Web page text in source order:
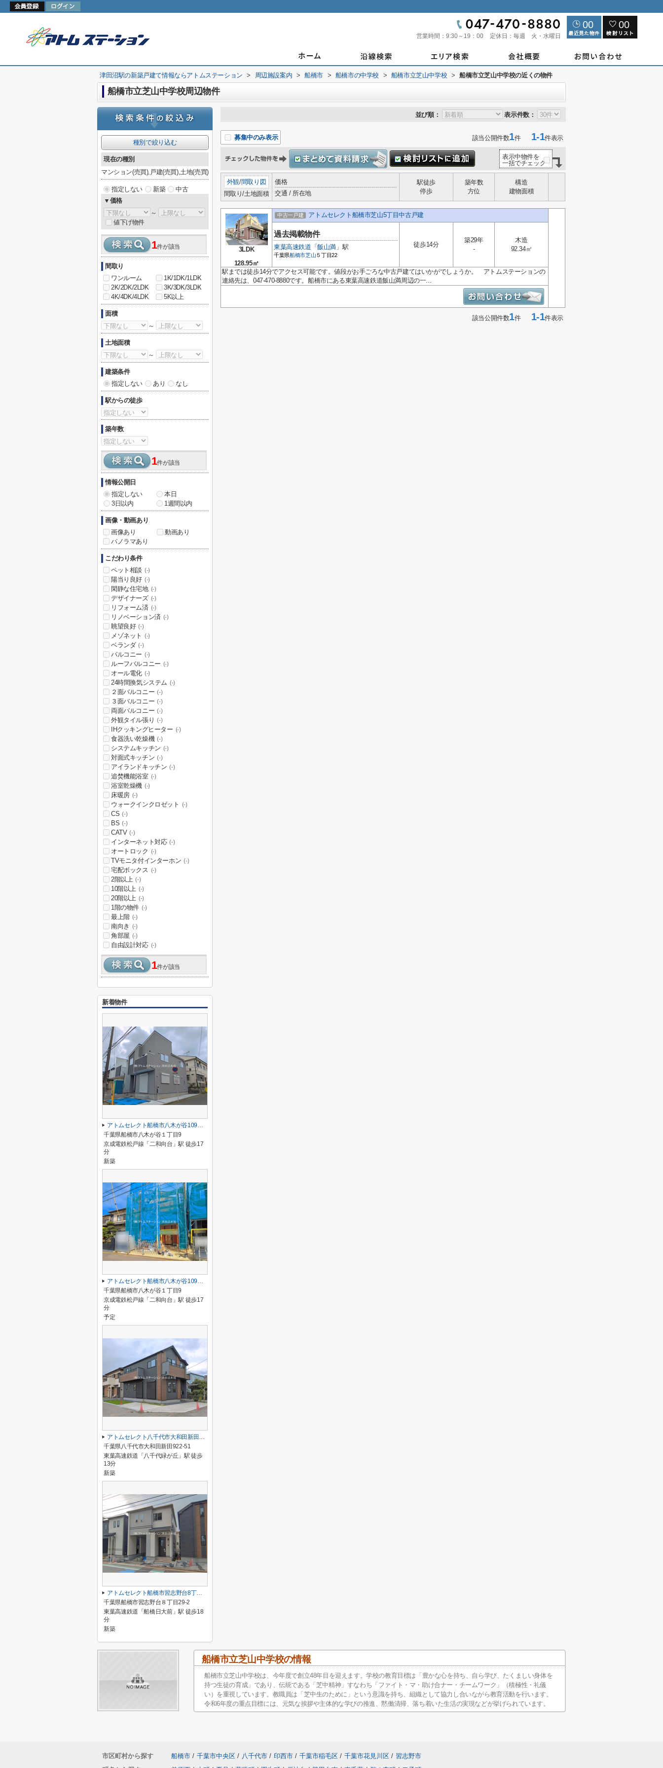
営業時間： 9:30～19：00 定休日： 毎週 火・水曜日
00 00
津田沼駅の新築戸建て情報ならアトムステーション > 周辺施設案内 > 船橋市 > 船橋市の中学校 > 船橋市立芝山中学校 > 船橋市立芝山中学校の近くの物件
船橋市立芝山中学校周辺物件
並び順： 表示件数：
募集中のみ表示 該当公開件数1件1-1件表示
表示中物件を
一括でチェック
外観/間取り図
間取り/土地面積
価格
交通 / 所在地
駅徒歩
停歩
築年数
方位
構造
建物面積
3LDK
128.95㎡
中古一戸建 アトムセレクト船橋市芝山5丁目中古戸建
過去掲載物件
東葉高速鉄道 「飯山満 」駅
千葉県船橋市芝山 ５丁目22
徒歩14分
築29年
-
木造
92.34㎡
駅までは徒歩14分でアクセス可能です。値段がお手ごろな中古戸建てはいかがでしょうか。 アトムステーションの
連絡先は、047-470-8880です。船橋市にある東葉高速鉄道飯山満周辺の一...
該当公開件数1件1-1件表示
種別で絞り込む
現在の種別
マンション(売買),戸建(売買),土地(売買)
指定しない 新築
中古
▼価格
～
値下げ物件
1件が該当
間取り
ワンルーム
1K/1DK/1LDK
2K/2DK/2LDK
3K/3DK/3LDK
4K/4DK/4LDK
5K以上
面積
～
土地面積
～
建築条件
指定しない
あり なし
駅からの徒歩
築年数
1件が該当
情報公開日
指定しない
本日
3日以内
1週間以内
画像・動画あり
画像あり
動画あり
パノラマあり
こだわり条件
ペット相談 (-)
陽当り良好 (-)
閑静な住宅地 (-)
デザイナーズ (-)
リフォーム済 (-)
リノベーション済 (-)
眺望良好 (-)
メゾネット (-)
ベランダ (-)
バルコニー (-)
ルーフバルコニー (-)
オール電化 (-)
24時間換気システム (-)
２面バルコニー (-)
３面バルコニー (-)
両面バルコニー (-)
外観タイル張り (-)
IHクッキングヒーター (-)
食器洗い乾燥機 (-)
システムキッチン (-)
対面式キッチン (-)
アイランドキッチン (-)
追焚機能浴室 (-)
浴室乾燥機 (-)
床暖房 (-)
ウォークインクロゼット (-)
CS (-)
BS (-)
CATV (-)
インターネット対応 (-)
オートロック (-)
TVモニタ付インターホン (-)
宅配ボックス (-)
2階以上 (-)
10階以上 (-)
20階以上 (-)
1階の物件 (-)
最上階 (-)
南向き (-)
角部屋 (-)
自由設計対応 (-)
1件が該当
新着物件
アトムセレクト船橋市八木が谷109 2棟 1号棟
千葉県船橋市八木が谷１丁目9
京成電鉄松戸線「二和向台」駅 徒歩17
分
新築
アトムセレクト船橋市八木が谷109 2棟 2号棟
千葉県船橋市八木が谷１丁目9
京成電鉄松戸線「二和向台」駅 徒歩17
分
予定
アトムセレクト八千代市大和田新田２期１号棟
千葉県八千代市大和田新田922-51
東葉高速鉄道「八千代緑が丘」駅 徒歩
13分
新築
アトムセレクト船橋市習志野台8丁目1905番B号棟
千葉県船橋市習志野台８丁目29-2
東葉高速鉄道「船橋日大前」駅 徒歩18
分
新築
船橋市立芝山中学校の情報
船橋市立芝山中学校は、今年度で創立48年目を迎えます。学校の教育目標は「豊かな心を持ち、自ら学び、たくましい身体を
持つ生徒の育成」であり、伝統である「芝中精神」すなわち「ファイト・マ・助け合ナー・チームワーク」（積極性・礼儀
い）を重視しています。教職員は「芝中生のために」という意識を持ち、組織として協力し合いながら教育活動を行います。
令和6年度の重点目標には、元気な挨拶や主体的な学びの推進、黙働清掃、落ち着いた生活の実現などが挙げられています。
市区町村から探す 船橋市 / 千葉市中央区 / 八千代市 / 印西市 / 千葉市稲毛区 / 千葉市花見川区 / 習志野市